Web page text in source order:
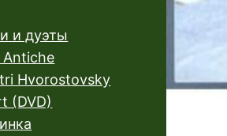
и дуэты
Antiche
Hvorostovsky
(DVD)